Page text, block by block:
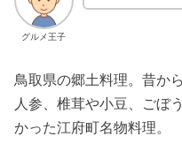
グルメ王子
鳥取県の郷土料理。昔か
人参、椎茸や小豆、ごぼ
かった江府町名物料理。